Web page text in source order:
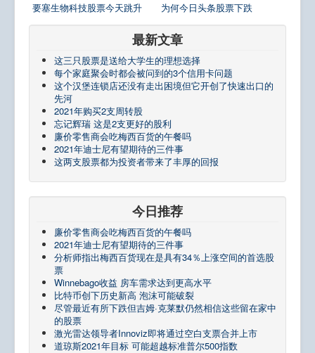
要塞生物科技股票今天跳升 为何今日头条股票下跌
最新文章
这三只股票是送给大学生的理想选择
每个家庭聚会时都会被问到的3个信用卡问题
这个汉堡连锁店还没有走出困境但它开创了快速出口的
先河
2021年购买2支周转股
忘记辉瑞 这是2支更好的股利
廉价零售商会吃梅西百货的午餐吗
2021年迪士尼有望期待的三件事
这两支股票都为投资者带来了丰厚的回报
今日推荐
廉价零售商会吃梅西百货的午餐吗
2021年迪士尼有望期待的三件事
分析师指出梅西百货现在是具有34％上涨空间的首选股
票
Winnebago收益 房车需求达到更高水平
比特币创下历史新高 泡沫可能破裂
尽管最近有所下跌但吉姆·克莱默仍然相信这些留在家中
的股票
激光雷达领导者Innoviz即将通过空白支票合并上市
道琼斯2021年目标 可能超越标准普尔500指数